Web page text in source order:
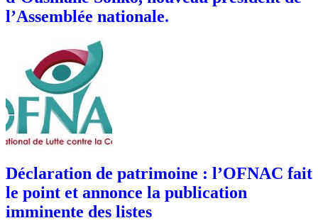
l’Assemblée nationale.
Déclaration de patrimoine : l’OFNAC fait
le point et annonce la publication
imminente des listes